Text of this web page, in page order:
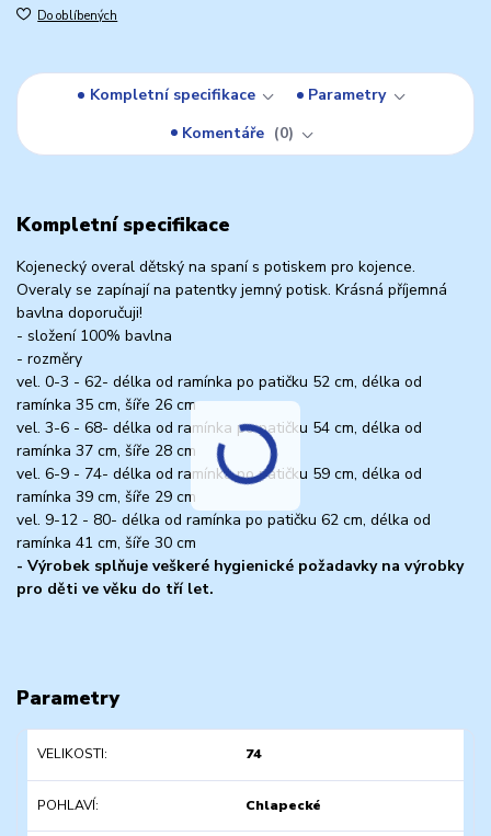
Do oblíbených
Kompletní specifikace
Parametry
Komentáře
0
Kompletní specifikace
Kojenecký overal dětský na spaní s potiskem pro kojence.
Overaly se zapínají na patentky jemný potisk. Krásná příjemná
bavlna doporučuji!
- složení 100% bavlna
- rozměry
vel. 0-3 - 62- délka od ramínka po patičku 52 cm, délka od
ramínka 35 cm, šíře 26 cm
vel. 3-6 - 68- délka od ramínka po patičku 54 cm, délka od
ramínka 37 cm, šíře 28 cm
vel. 6-9 - 74- délka od ramínka po patičku 59 cm, délka od
ramínka 39 cm, šíře 29 cm
vel. 9-12 - 80- délka od ramínka po patičku 62 cm, délka od
ramínka 41 cm, šíře 30 cm
- Výrobek splňuje veškeré hygienické požadavky na výrobky
pro děti ve věku do tří let.
Parametry
VELIKOSTI 74
POHLAVÍ Chlapecké